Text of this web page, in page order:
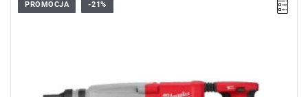
Młotowiertarka 4-trybowa SDS-Plus 18 V od Milwaukee to
PROMOCJA -21%